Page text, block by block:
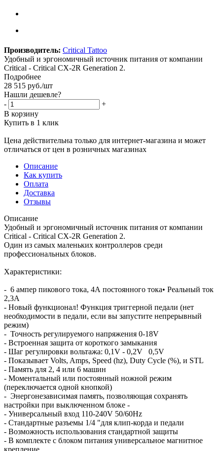
Производитель: Critical Tattoo
Удобный и эргономичный источник питания от компании
Critical - Critical CX-2R Generation 2.
Подробнее
28 515 руб./шт
Нашли дешевле?
-
+
В корзину
Купить в 1 клик
Цена действительна только для интернет-магазина и может
отличаться от цен в розничных магазинах
Описание
Как купить
Оплата
Доставка
Отзывы
Описание
Удобный и эргономичный источник питания от компании
Critical - Critical CX-2R Generation 2.
Один из самых маленьких контроллеров среди
профессиональных блоков.
Характеристики:
- 6 ампер пикового тока, 4А постоянного тока• Реальный ток
2,3A
- Новый функционал! Функция триггерной педали (нет
необходимости в педали, если вы запустите непрерывный
режим)
- Точность регулируемого напряжения 0-18V
- Встроенная защита от короткого замыкания
- Шаг регулировки вольтажа: 0,1V - 0,2V 0,5V
- Показывает Volts, Amps, Speed (hz), Duty Cycle (%), и STL
- Память для 2, 4 или 6 машин
- Моментальный или постоянный ножной режим
(переключается одной кнопкой)
- Энергонезависимая память, позволяющая сохранять
настройки при выключенном блоке -
- Универсальный вход 110-240V 50/60Hz
- Стандартные разъемы 1/4 "для клип-корда и педали
- Возможность использования стандартной защиты
- В комплекте с блоком питания универсальное магнитное
крепление